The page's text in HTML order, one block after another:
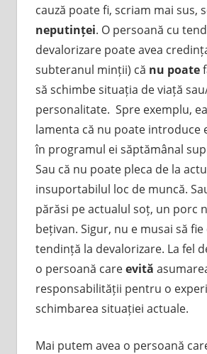
cauză poate fi, scriam mai sus,
neputinței. O persoană cu
devalorizare poate avea
subteranul minții) că nu poate
să schimbe situația de viață
personalitate. Spre exemplu,
lamenta că nu poate introduce
în programul ei săptămânal
Sau că nu poate pleca de la
insuportabilul loc de muncă.
părăsi pe actualul soț, un porc
bețivan. Sigur, nu e musai să
tendință la devalorizare. La fel
o persoană careevită
responsabilității pentru o
schimbarea situației actuale.
Mai putem avea o persoană